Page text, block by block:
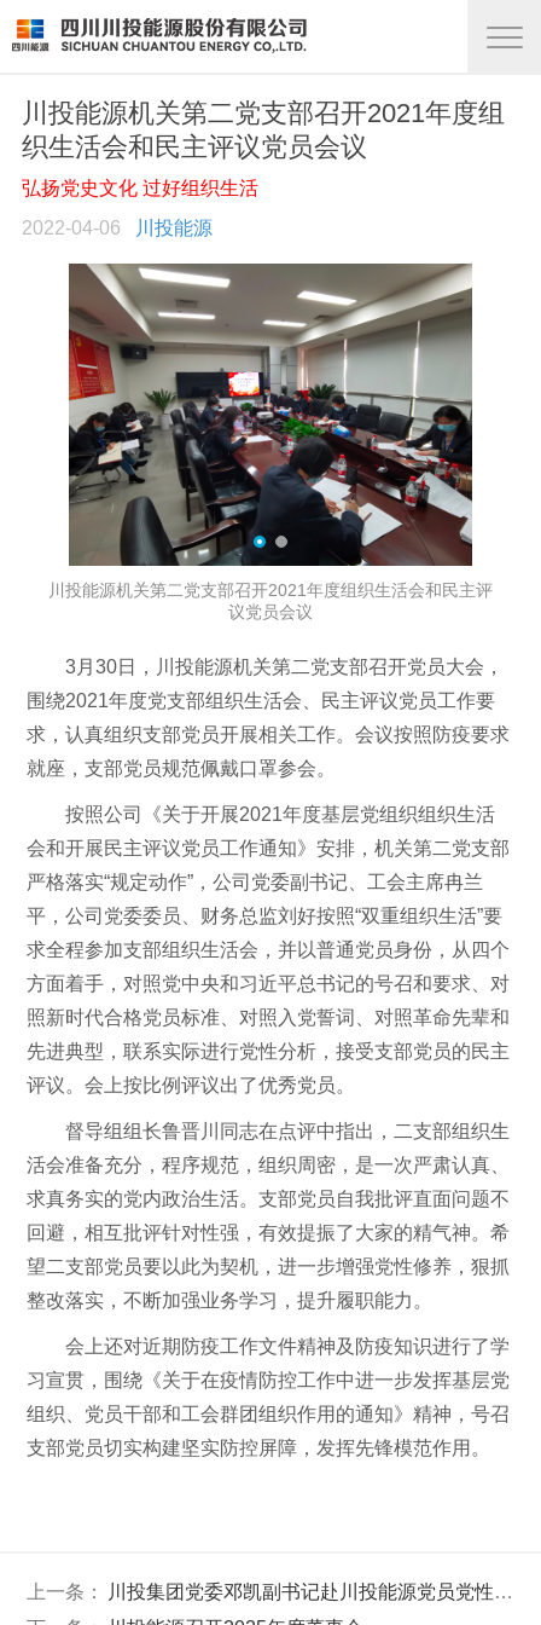
川投能源机关第二党支部召开2021年度组
织生活会和民主评议党员会议
弘扬党史文化 过好组织生活
2022-04-06
川投能源
川投能源机关第二党支部召开2021年度组织生活会和民主评
议党员会议
3月30日，川投能源机关第二党支部召开党员大会，
围绕2021年度党支部组织生活会、民主评议党员工作要
求，认真组织支部党员开展相关工作。会议按照防疫要求
就座，支部党员规范佩戴口罩参会。
按照公司《关于开展2021年度基层党组织组织生活
会和开展民主评议党员工作通知》安排，机关第二党支部
严格落实“规定动作”，公司党委副书记、工会主席冉兰
平，公司党委委员、财务总监刘好按照“双重组织生活”要
求全程参加支部组织生活会，并以普通党员身份，从四个
方面着手，对照党中央和习近平总书记的号召和要求、对
照新时代合格党员标准、对照入党誓词、对照革命先辈和
先进典型，联系实际进行党性分析，接受支部党员的民主
评议。会上按比例评议出了优秀党员。
督导组组长鲁晋川同志在点评中指出，二支部组织生
活会准备充分，程序规范，组织周密，是一次严肃认真、
求真务实的党内政治生活。支部党员自我批评直面问题不
回避，相互批评针对性强，有效提振了大家的精气神。希
望二支部党员要以此为契机，进一步增强党性修养，狠抓
整改落实，不断加强业务学习，提升履职能力。
会上还对近期防疫工作文件精神及防疫知识进行了学
习宣贯，围绕《关于在疫情防控工作中进一步发挥基层党
组织、党员干部和工会群团组织作用的通知》精神，号召
支部党员切实构建坚实防控屏障，发挥先锋模范作用。
上一条：
川投集团党委邓凯副书记赴川投能源党员党性教育培训基地考察调研